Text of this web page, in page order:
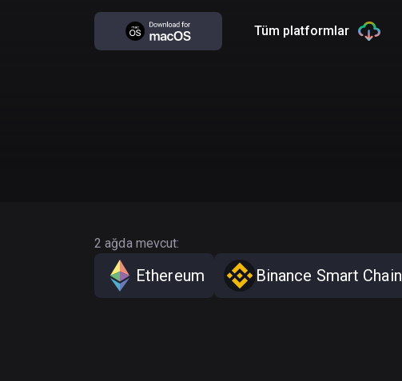
Tüm platformlar
2 ağda mevcut:
Ethereum Binance Smart Chain